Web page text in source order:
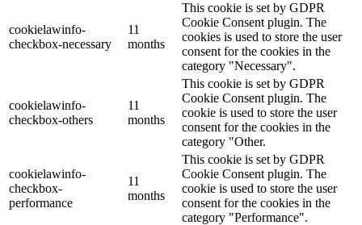
cookielawinfo-
checkbox-necessary
11
months
This cookie is set by GDPR
Cookie Consent plugin. The
cookies is used to store the user
consent for the cookies in the
category "Necessary".
cookielawinfo-
checkbox-others
11
months
This cookie is set by GDPR
Cookie Consent plugin. The
cookie is used to store the user
consent for the cookies in the
category "Other.
cookielawinfo-
checkbox-
performance
11
months
This cookie is set by GDPR
Cookie Consent plugin. The
cookie is used to store the user
consent for the cookies in the
category "Performance".